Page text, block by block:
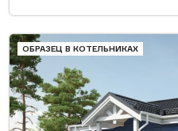
ОБРАЗЕЦ В КОТЕЛЬНИКАХ